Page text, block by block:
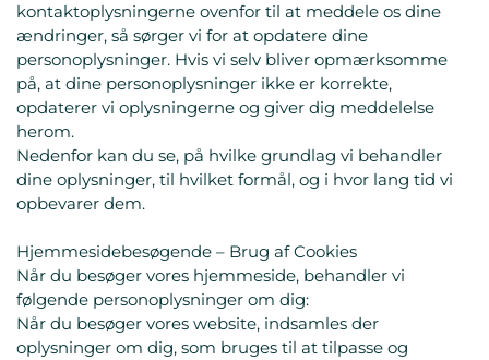
kontaktoplysningerne ovenfor til at meddele os dine
ændringer, så sørger vi for at opdatere dine
personoplysninger. Hvis vi selv bliver opmærksomme
på, at dine personoplysninger ikke er korrekte,
opdaterer vi oplysningerne og giver dig meddelelse
herom.
Nedenfor kan du se, på hvilke grundlag vi behandler
dine oplysninger, til hvilket formål, og i hvor lang tid vi
opbevarer dem.
Hjemmesidebesøgende – Brug af Cookies
Når du besøger vores hjemmeside, behandler vi
følgende personoplysninger om dig:
Når du besøger vores website, indsamles der
oplysninger om dig, som bruges til at tilpasse og